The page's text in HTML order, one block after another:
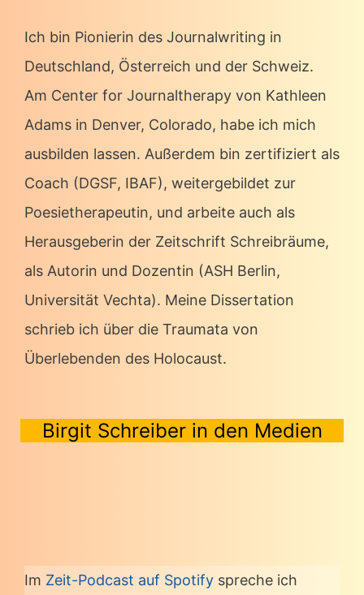
Ich bin Pionierin des Journalwriting in
Deutschland, Österreich und der Schweiz.
Am Center for Journaltherapy von Kathleen
Adams in Denver, Colorado, habe ich mich
ausbilden lassen. Außerdem bin zertifiziert als
Coach (DGSF, IBAF), weitergebildet zur
Poesietherapeutin, und arbeite auch als
Herausgeberin der Zeitschrift Schreibräume,
als Autorin und Dozentin (ASH Berlin,
Universität Vechta). Meine Dissertation
schrieb ich über die Traumata von
Überlebenden des Holocaust.
Birgit Schreiber in den Medien
Im Zeit-Podcast auf Spotify spreche ich